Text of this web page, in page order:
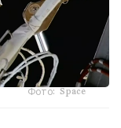
Фото: Space